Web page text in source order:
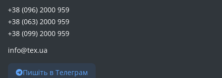
+38 (096) 2000 959
+38 (063) 2000 959
+38 (099) 2000 959
info@tex.ua
Пишіть в Телеграм